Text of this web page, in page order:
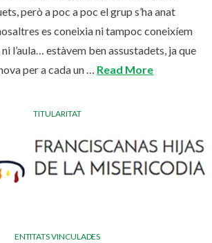
però a poc a poc el grup s’ha anat
es coneixia ni tampoc coneixíem
ni l’aula… estàvem ben assustadets, ja que
per a cada un … Read More
TITULARITAT
ENTITATS VINCULADES